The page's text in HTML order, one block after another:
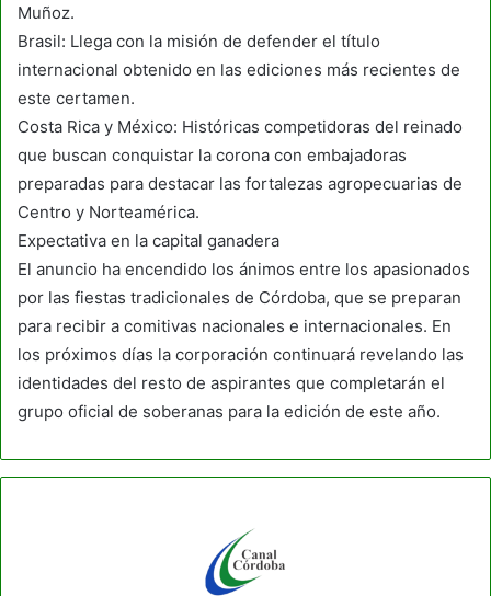
Muñoz.
Brasil: Llega con la misión de defender el título
internacional obtenido en las ediciones más recientes de
este certamen.
Costa Rica y México: Históricas competidoras del reinado
que buscan conquistar la corona con embajadoras
preparadas para destacar las fortalezas agropecuarias de
Centro y Norteamérica.
Expectativa en la capital ganadera
El anuncio ha encendido los ánimos entre los apasionados
por las fiestas tradicionales de Córdoba, que se preparan
para recibir a comitivas nacionales e internacionales. En
los próximos días la corporación continuará revelando las
identidades del resto de aspirantes que completarán el
grupo oficial de soberanas para la edición de este año.